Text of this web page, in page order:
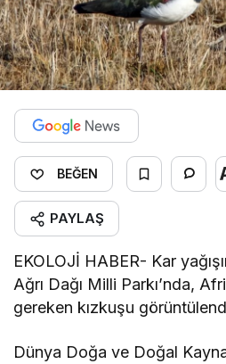
BEĞEN
PAYLAŞ
EKOLOJİ HABER- Kar
Ağrı Dağı Milli Parkı’nda,
gereken kızkuşu
Dünya Doğa ve Doğal